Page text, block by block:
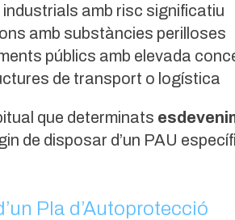
amb risc significatiu
amb substàncies perilloses
públics amb elevada
de transport o logística
que determinats
de disposar d’un PAU
Pla d’Autoprotecció